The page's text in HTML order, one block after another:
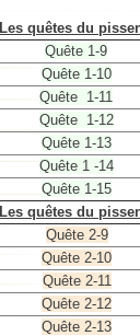
Les quêtes du
Quête 1-9
Quête 1-10
Quête 1-11
Quête 1-12
Quête 1-13
Quête 1 -14
Quête 1-15
Les quêtes du
Quête 2-9
Quête 2-10
Quête 2-11
Quête 2-12
Quête 2-13